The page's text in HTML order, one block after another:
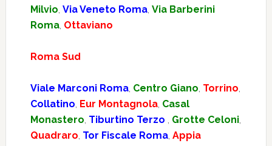
Milvio, Via Veneto Roma, Via Barberini
Roma, Ottaviano
Roma Sud
Viale Marconi Roma, Centro Giano, Torrino,
Collatino, Eur Montagnola, Casal
Monastero, Tiburtino Terzo , Grotte Celoni,
Quadraro, Tor Fiscale Roma, Appia